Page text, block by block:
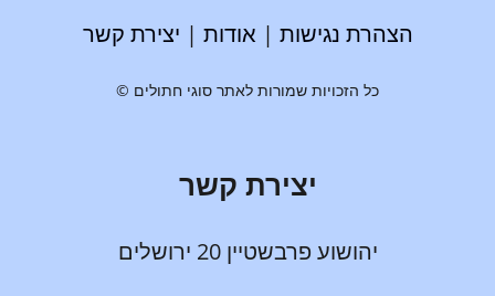
הצהרת נגישות | אודות | יצירת קשר
כל הזכויות שמורות לאתר סוגי חתולים ©
יצירת קשר
יהושוע פרבשטיין 20 ירושלים